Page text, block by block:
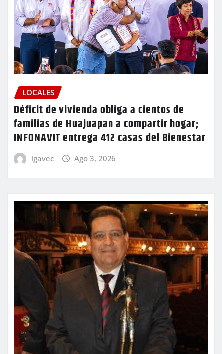
LOCALES
Déficit de vivienda obliga a cientos de
familias de Huajuapan a compartir hogar;
INFONAVIT entrega 412 casas del Bienestar
igavec Ago 3, 2026